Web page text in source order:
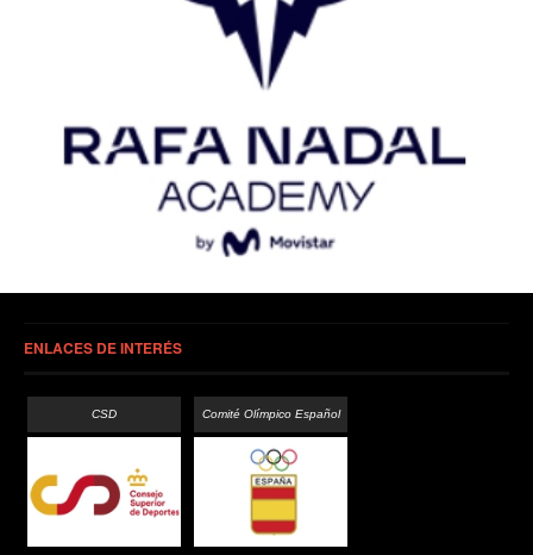
ENLACES DE INTERÉS
CSD Comité Olímpico Español